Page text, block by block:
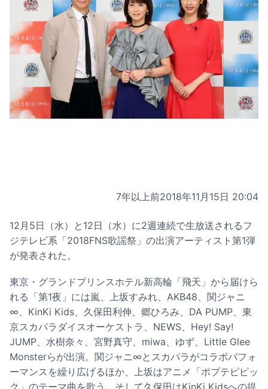
7年以上前2018年11月15日 20:04
12月5日（水）と12日（水）に2週連続で生放送されるフ
ジテレビ系「2018FNS歌謡祭」の出演アーティスト第1弾
が発表された。
東京・グランドプリンスホテル新高輪「飛天」から届けら
れる「第1夜」には嵐、上坂すみれ、AKB48、関ジャニ
∞、KinKi Kids、久保田利伸、郷ひろみ、DA PUMP、東
京スカパラダイスオーケストラ、NEWS、Hey! Say!
JUMP、水樹奈々、宮野真守、miwa、ゆず、Little Glee
Monsterらが出演。関ジャニ∞とスカパラがコラボパフォ
ーマンスを繰り広げるほか、上坂はアニメ「ポプテピピッ
ク」のテーマ曲を歌う。そして久保田はKinKi Kidsへの提